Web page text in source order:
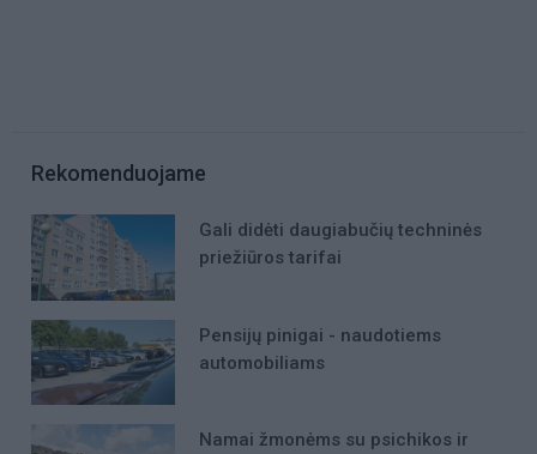
Rekomenduojame
Gali didėti daugiabučių techninės
priežiūros tarifai
Pensijų pinigai - naudotiems
automobiliams
Namai žmonėms su psichikos ir